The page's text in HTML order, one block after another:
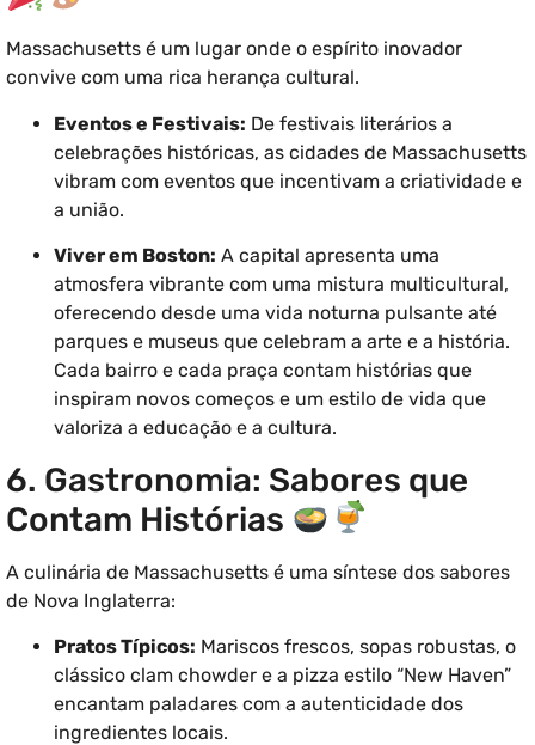
Massachusetts é um lugar onde o espírito inovador
convive com uma rica herança cultural.
Eventos e Festivais: De festivais literários a
celebrações históricas, as cidades de Massachusetts
vibram com eventos que incentivam a criatividade e
a união.
Viver em Boston: A capital apresenta uma
atmosfera vibrante com uma mistura multicultural,
oferecendo desde uma vida noturna pulsante até
parques e museus que celebram a arte e a história.
Cada bairro e cada praça contam histórias que
inspiram novos começos e um estilo de vida que
valoriza a educação e a cultura.
6. Gastronomia: Sabores que
Contam Histórias
A culinária de Massachusetts é uma síntese dos sabores
de Nova Inglaterra:
Pratos Típicos: Mariscos frescos, sopas robustas, o
clássico clam chowder e a pizza estilo “New Haven”
encantam paladares com a autenticidade dos
ingredientes locais.